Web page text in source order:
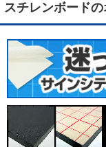
スチレンボード